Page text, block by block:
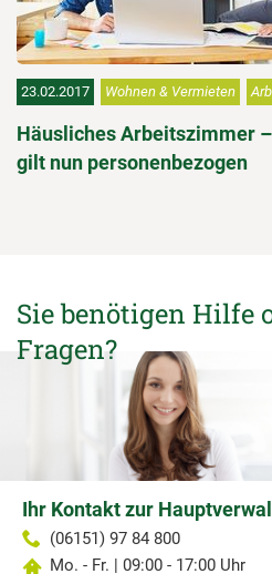
23.02.2017 Wohnen & Vermieten
Häusliches Arbeitszimmer
gilt nun personenbezogen
Sie benötigen Hilfe
Fragen?
Ihr Kontakt zur
(06151) 97 84 800
Mo. - Fr. | 09:00 - 17:00 Uhr